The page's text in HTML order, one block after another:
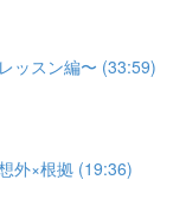
ッスン編〜 (33:59)
外×根拠 (19:36)